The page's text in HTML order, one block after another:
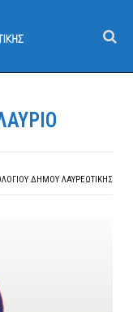
ΔΉΜΟΥ ΛΑΥΡΕΩΤΙΚΉΣ